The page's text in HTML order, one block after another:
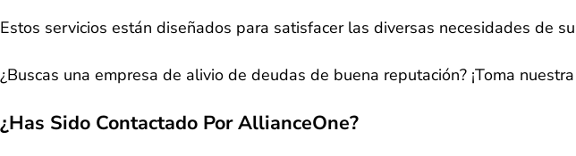
Estos servicios están diseñados para satisfacer las diversas necesidades de
¿Buscas una empresa de alivio de deudas de buena reputación? ¡Toma nuestra
¿Has Sido Contactado Por AllianceOne?